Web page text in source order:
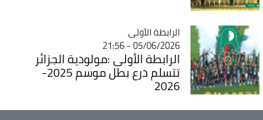
Catégorie
الرابطة الأولى
05/06/2026 - 21:56
الرابطة الأولى :مولودية الجزائر
تتسلم درع بطل موسم 2025-
2026